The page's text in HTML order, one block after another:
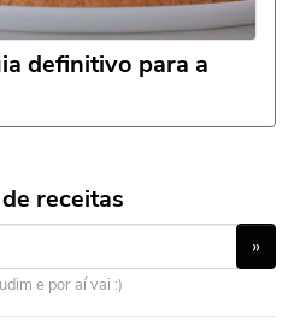
definitivo para a
receitas
»
e por aí vai :)